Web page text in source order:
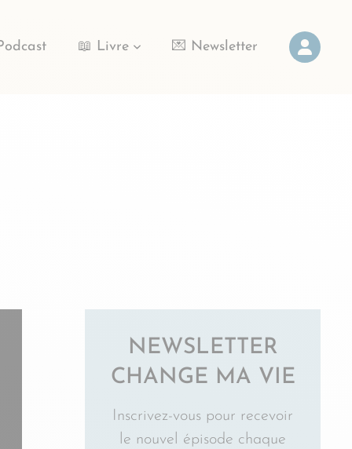
📖 Livre 💌 Newsletter
NEWSLETTER
CHANGE MA VIE
Inscrivez-vous pour recevoir
le nouvel épisode chaque